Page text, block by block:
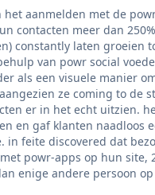
aanmelden met de
contacten meer dan
constantly laten groeien
van powr social
als een visuele manier
ze coming to de
er in het echt uitzien.
en gaf klanten naadloos
in feite discovered dat
powr-apps op hun site,
enige andere persoon